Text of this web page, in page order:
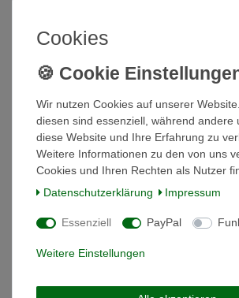
In den
*inkl. ges. MwSt. zzgl.
Suppentasse Goldrand
Hutschenreuther
16,50 € *
In den
Cookies
Wir nutzen Cookies auf unserer
diesen sind essenziell, während andere
diese Website und Ihre Erfahrung zu
Weitere Informationen zu den von uns
Cookies und Ihren Rechten als Nutzer
Daten­schutz­erklärung
Impressum
Essenziell PayPal
Weitere Einstellungen